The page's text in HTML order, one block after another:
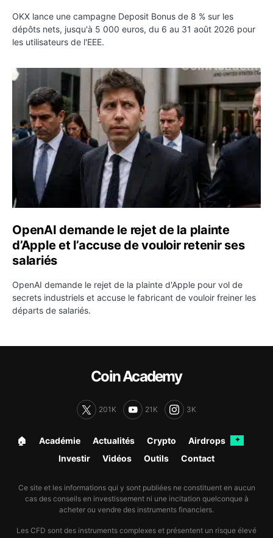
OKX lance une campagne Deposit Bonus de 8 % sur les
dépôts nets, jusqu'à 5 000 euros, du 6 au 31 août 2026 pour
les utilisateurs de l'EEE.
OpenAI demande le rejet de la plainte d’Apple et
OpenAI demande le rejet de la plainte
d’Apple et l’accuse de vouloir retenir ses
salariés
OpenAI demande le rejet de la plainte d'Apple pour vol de
secrets industriels et accuse le fabricant de vouloir freiner les
départs de salariés.
Coin Academy
201K 21K 3K
🏠︎ Académie Actualités Crypto Airdrops ✦
Investir Vidéos Outils Contact
Ce site et les informations qui y sont publiées ne constituent en aucun
cas des conseils en investissement ni une incitation quelconque à
acheter ou vendre des instruments financiers.
Les CFD sont des instruments complexes et présentent un risque élevé